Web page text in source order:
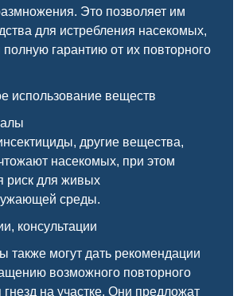
Это позволяет им
для истребления насекомых,
гарантию от их повторного
использование веществ
другие вещества,
насекомых, при этом
риск для живых
среды.
консультации
также могут дать рекомендации
возможного повторного
на участке. Они предложат